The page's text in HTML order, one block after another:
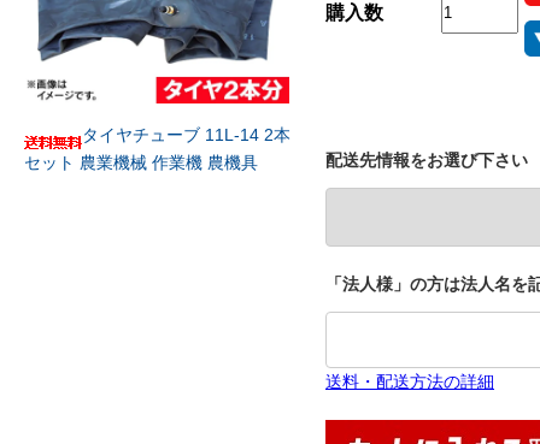
タイヤチューブ 11L-14 2本
セット 農業機械 作業機 農機具
購入数
配送先情報をお選び下さい
「法人様」の方は法人名
送料・配送方法の詳細